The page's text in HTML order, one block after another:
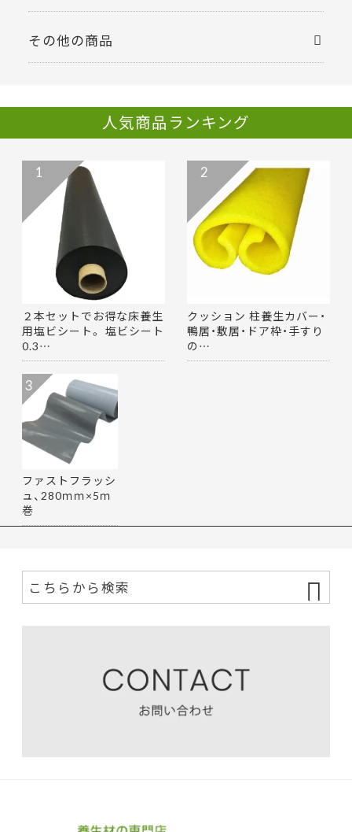
その他の商品
人気商品ランキング
２本セットでお得な床養生
用塩ビシート。 塩ビシート
0.3…
1
クッション 柱養生カバー・
鴨居・敷居・ドア枠・手すり
の…
2
ファストフラッシ
ュ、280ｍｍ×5ｍ
巻
3